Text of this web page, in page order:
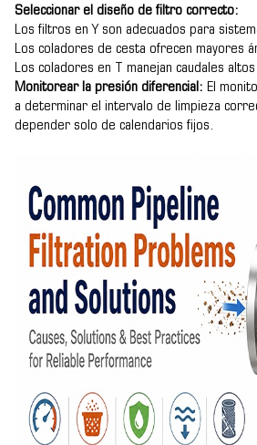
Seleccionar el diseño de filtro correcto:
Los filtros en Y son adecuados para
Los coladores de cesta ofrecen mayores
Los coladores en T manejan caudales
Monitorear la presión diferencial: El
a determinar el intervalo de limpieza
depender solo de calendarios fijos.